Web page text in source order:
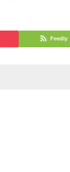
Feedly